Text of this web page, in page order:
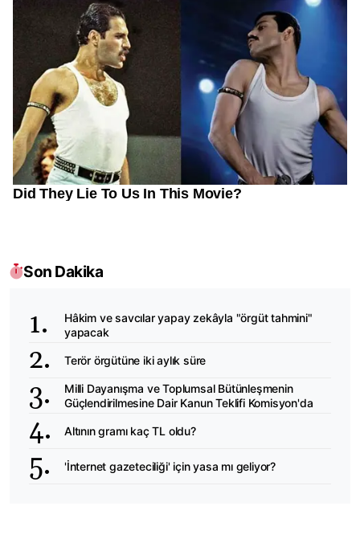
Son Dakika
Hâkim ve savcılar yapay zekâyla "örgüt tahmini"
yapacak
Terör örgütüne iki aylık süre
Milli Dayanışma ve Toplumsal Bütünleşmenin
Güçlendirilmesine Dair Kanun Teklifi Komisyon'da
Altının gramı kaç TL oldu?
'İnternet gazeteciliği' için yasa mı geliyor?